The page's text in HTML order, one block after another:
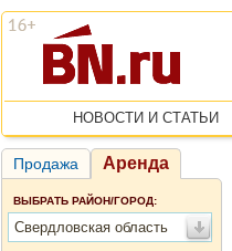
НОВОСТИ И СТАТЬИ
Продажа Аренда
ВЫБРАТЬ РАЙОН/ГОРОД:
Свердловская область